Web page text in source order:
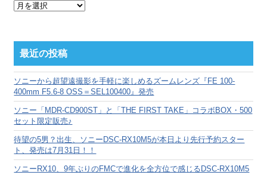
月
ー
カ
ブ
最近の投稿
ソニーから超望遠撮影を手軽に楽しめるズームレンズ『FE 100-
400mm F5.6-8 OSS＝SEL100400』発売
ソニー「MDR-CD900ST」と「THE FIRST TAKE」コラボBOX・500
セット限定販売♪
待望の5男？出生、ソニーDSC-RX10M5が本日より先行予約スター
ト、発売は7月31日！！
ソニーRX10、9年ぶりのFMCで進化を全方位で感じるDSC-RX10M5